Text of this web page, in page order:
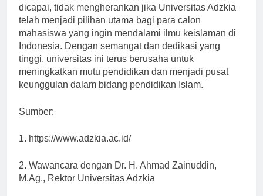
dicapai, tidak mengherankan jika Universitas Adzkia
telah menjadi pilihan utama bagi para calon
mahasiswa yang ingin mendalami ilmu keislaman di
Indonesia. Dengan semangat dan dedikasi yang
tinggi, universitas ini terus berusaha untuk
meningkatkan mutu pendidikan dan menjadi pusat
keunggulan dalam bidang pendidikan Islam.
Sumber:
1. https://www.adzkia.ac.id/
2. Wawancara dengan Dr. H. Ahmad Zainuddin,
M.Ag., Rektor Universitas Adzkia